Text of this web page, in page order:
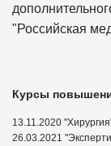
"Российская
Курсы
13.11.2020
26.03.2021